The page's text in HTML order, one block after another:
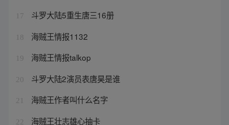
17 斗罗大陆5重生唐三16册
18 海贼王情报1132
19 海贼王情报talkop
20 斗罗大陆2演员表唐昊是谁
21 海贼王作者叫什么名字
22 海贼王壮志雄心抽卡